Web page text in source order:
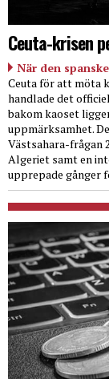
Ceuta-krisen
När den
Ceuta för att möta
handlade det
bakom kaoset
uppmärksamhet.
Västsahara-frågan
Algeriet samt en
upprepade gånger